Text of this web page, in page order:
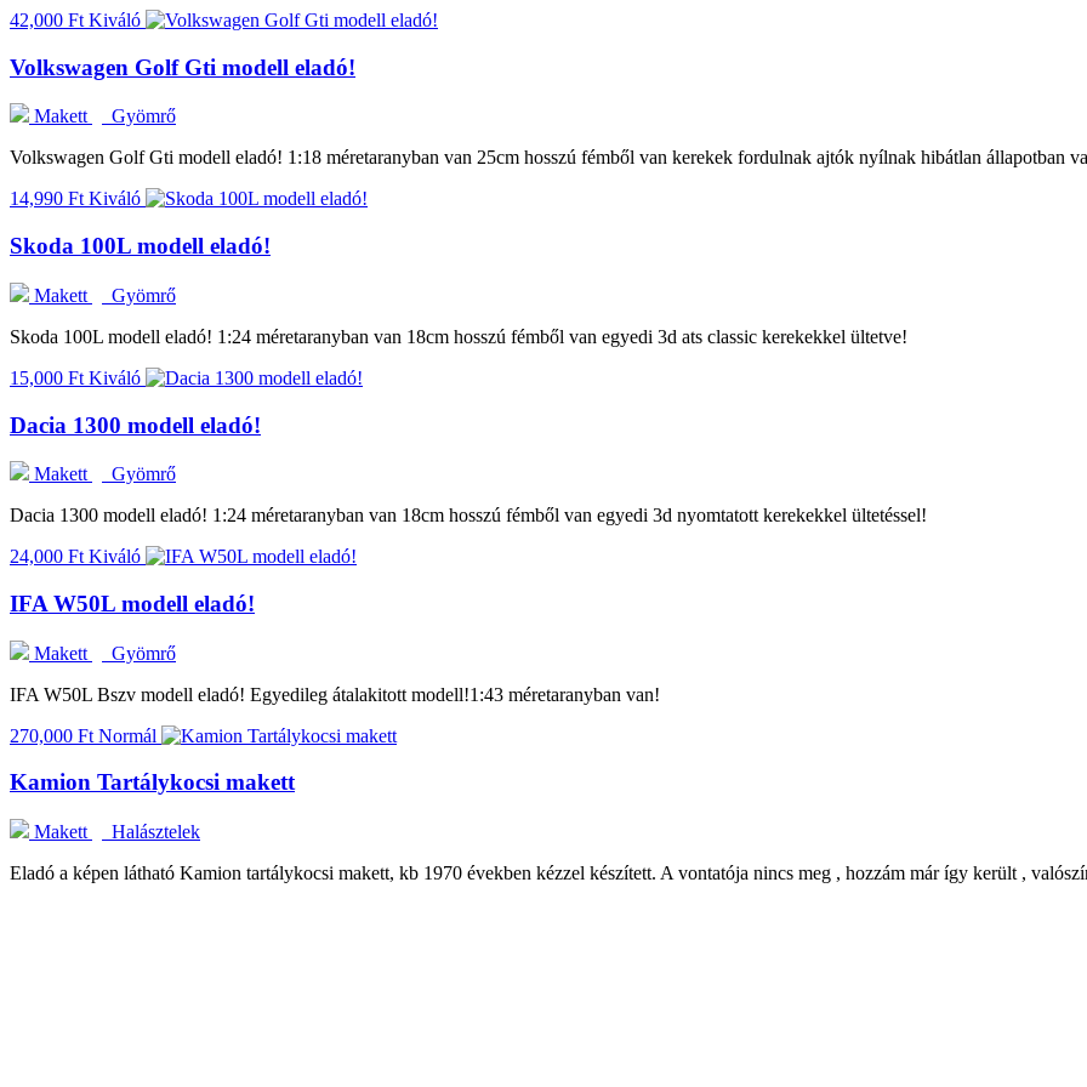
42,000 Ft Kiváló
Volkswagen Golf Gti modell eladó!
Makett
Gyömrő
Volkswagen Golf Gti modell eladó! 1:18 méretaranyban van 25cm hosszú fémből van kerekek fordulnak ajtók nyílnak hibátlan állapotban
14,990 FtKiváló
Skoda 100L modell eladó!
Makett
Gyömrő
Skoda 100L modell eladó! 1:24 méretaranyban van 18cm hosszú fémből van egyedi 3d ats classic kerekekkel ültetve!
15,000 Ft Kiváló
Dacia 1300 modell eladó!
Makett
Gyömrő
Dacia 1300 modell eladó! 1:24 méretaranyban van 18cm hosszú fémből van egyedi 3d nyomtatott kerekekkel ültetéssel!
24,000 Ft Kiváló
IFA W50L modell eladó!
Makett
Gyömrő
IFA W50L Bszv modell eladó! Egyedileg átalakitott modell!1:43 méretaranyban van!
270,000 Ft Normál
Kamion Tartálykocsi makett
Makett
Halásztelek
Eladó a képen látható Kamion tartálykocsi makett, kb 1970 években kézzel készített. A vontatója nincs meg , hozzám már így került ,